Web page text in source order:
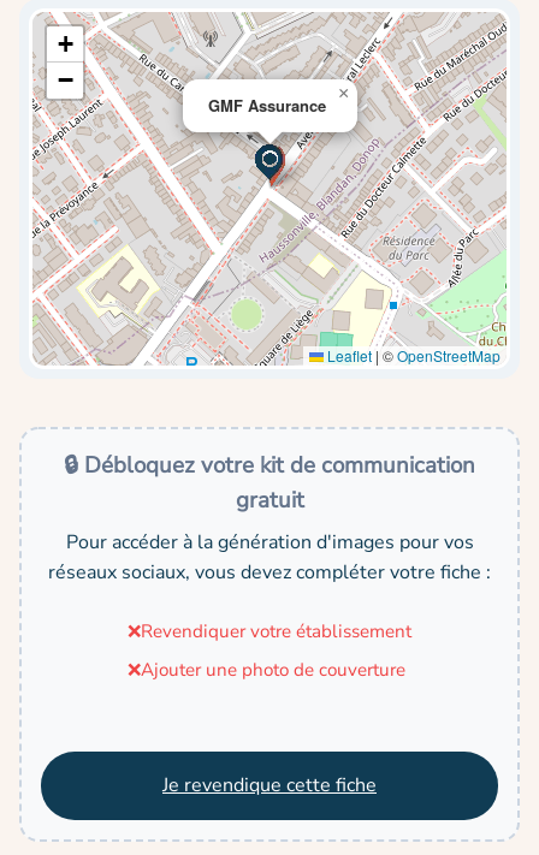
GMF Assurance
×
+
−
Leaflet | ©OpenStreetMap
🔒 Débloquez votre kit de communication
gratuit
Pour accéder à la génération d'images pour vos
réseaux sociaux, vous devez compléter votre fiche :
❌Revendiquer votre établissement
❌Ajouter une photo de couverture
Je revendique cette fiche